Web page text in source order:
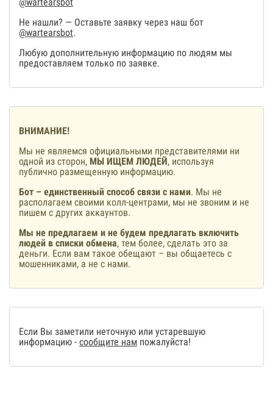
Не нашли? — Оставьте заявку через наш бот
@wartearsbot.
Любую дополнительную информацию по людям мы
предоставляем только по заявке.
ВНИМАНИЕ!
Мы не являемся официальными представителями ни
одной из сторон, МЫ ИЩЕМ ЛЮДЕЙ, используя
публично размещенную информацию.
Бот – единственный способ связи с нами. Мы не
располагаем своими колл-центрами, мы не звоним и не
пишем с других аккаунтов.
Мы не предлагаем и не будем предлагать включить
людей в списки обмена, тем более, сделать это за
деньги. Если вам такое обещают – вы общаетесь с
мошенниками, а не с нами.
Если Вы заметили неточную или устаревшую
информацию - сообщите нам пожалуйста!